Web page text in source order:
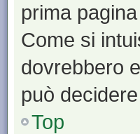
prima
Come si
dovrebbero
può
Top